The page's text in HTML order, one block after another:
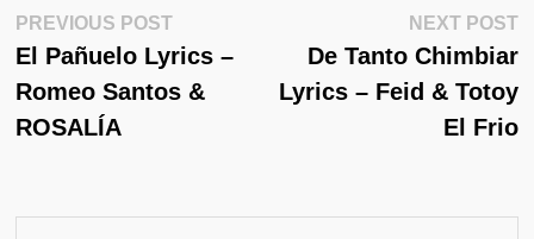
Post
Navigation
PREVIOUS POSTPrevious
Post:
El Pañuelo Lyrics –
Romeo Santos &
ROSALÍA
NEXT POST
De Tanto Chimbiar
Lyrics – Feid & Totoy
El Frio